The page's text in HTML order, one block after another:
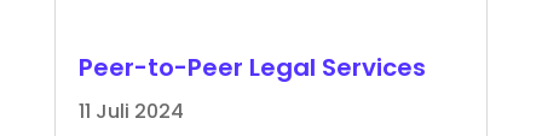
Peer-to-Peer Legal Services
11 Juli 2024